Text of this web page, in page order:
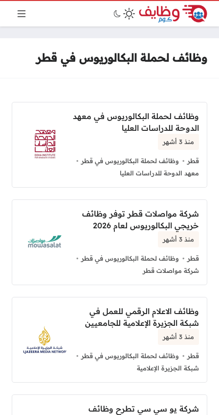
وظائف لحملة البكالوريوس في قطر
وظائف لحملة البكالوريوس في معهد
الدوحة للدراسات العليا
منذ 3 أشهر
قطر
وظائف لحملة البكالوريوس في قطر
معهد الدوحة للدراسات العليا
شركة مواصلات قطر توفر وظائف
خريجي البكالوريوس لعام 2026
منذ 3 أشهر
قطر
وظائف لحملة البكالوريوس في قطر
شركة مواصلات قطر
وظائف الاعلام الرقمي للعمل في
شبكة الجزيرة الإعلامية للجامعيين
منذ 3 أشهر
قطر
وظائف لحملة البكالوريوس في قطر
شبكة الجزيرة الإعلامية
شركة يو سي سي تطرح وظائف